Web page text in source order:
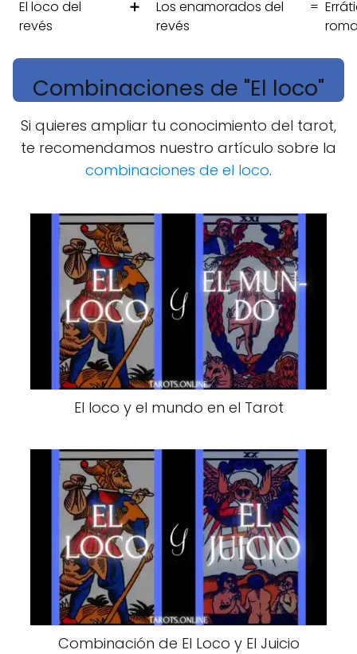
El loco del
revés
➕
Los enamorados del
revés
=
Combinaciones de "El loco"
Si quieres ampliar tu conocimiento del tarot,
te recomendamos nuestro artículo sobre la
combinaciones de el loco.
El loco y el mundo en el Tarot
Combinación de El Loco y El Juicio